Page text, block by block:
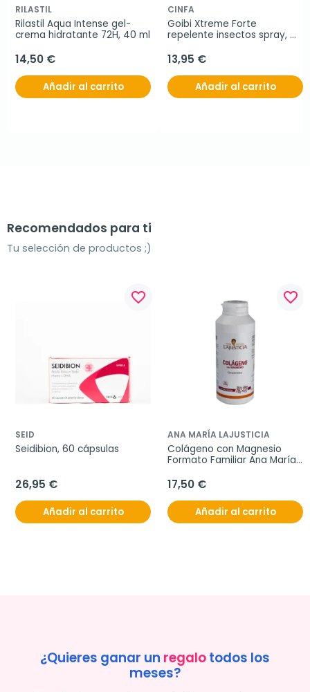
RILASTIL
Rilastil Aqua Intense gel-
crema hidratante 72H, 40 ml
14,50 €
Añadir al carrito
CINFA
Goibi Xtreme Forte
repelente insectos spray,
13,95 €
Añadir al carrito
Recomendados para ti
Tu selección de productos ;)
favorite_border
SEID
Seidibion, 60 cápsulas
26,95 €
Añadir al carrito
favorite_border
ANA MARÍA LAJUSTICIA
Colágeno con Magnesio
Formato Familiar Ana María
17,50 €
Añadir al carrito
¿Quieres ganar un regalotodos los
meses?